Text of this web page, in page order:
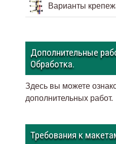
Варианты
Дополнительные
Обработка.
Здесь вы можете
дополнительных работ.
Требования к